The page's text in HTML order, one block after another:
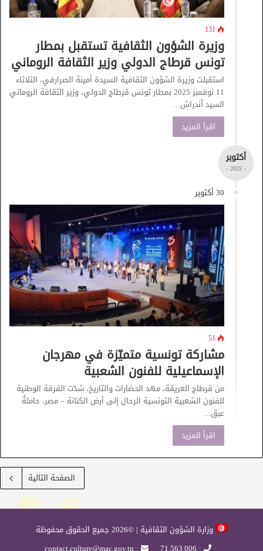
131
وزيرة الشؤون الثقافية تستقبل بمطار
تونس قرطاج الدولي وزير الثقافة الروماني
استقبلت وزيرة الشؤون الثقافية السيدة أمينة الصرارفي، الثلاثاء
11 نوفمبر 2025 بمطار تونس قرطاج الدولي، وزير الثقافة الروماني
السيد أندراش…
اقرأ المزيد
أكتوبر
- 2025 -
30 أكتوبر
51
مشاركة تونسية متميّزة في مهرجان
الإسماعيلية للفنون الشعبية
من قرطاج العريقة، مهد الحضارات والتاريخ، شدّت الفرقة الوطنية
للفنون الشعبية التونسية الرحال إلى أرض الكنانة – مصر، حاملةً
عبق…
اقرأ المزيد
الصفحة التالية
وزارة الشؤون الثقافية | ©2026 جميع الحقوق محفوظة